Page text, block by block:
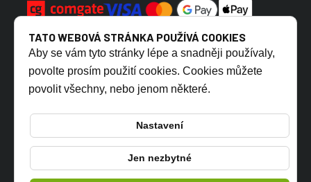
CZ SK
© 2026 TONERSYP s.r.o.
TATO WEBOVÁ STRÁNKA POUŽÍVÁ COOKIES
Aby se vám tyto stránky lépe a snadněji používaly,
povolte prosím použití cookies. Cookies můžete
povolit všechny, nebo jenom některé.
Nastavení
Jen nezbytné